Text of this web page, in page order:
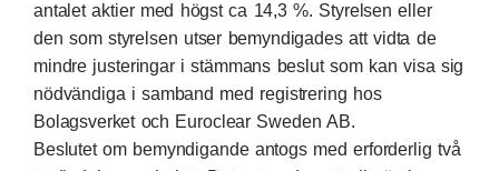
antalet aktier med högst ca 14,3 %. Styrelsen eller
den som styrelsen utser bemyndigades att vidta de
mindre justeringar i stämmans beslut som kan visa sig
nödvändiga i samband med registrering hos
Bolagsverket och Euroclear Sweden AB.
Beslutet om bemyndigande antogs med erforderlig två